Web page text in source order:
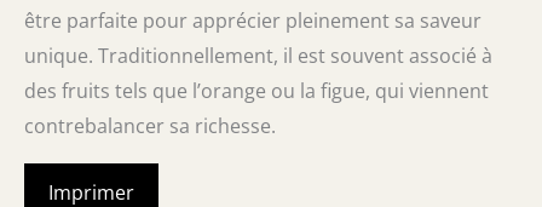
être parfaite pour apprécier pleinement sa saveur
unique. Traditionnellement, il est souvent associé à
des fruits tels que l’orange ou la figue, qui viennent
contrebalancer sa richesse.
Imprimer